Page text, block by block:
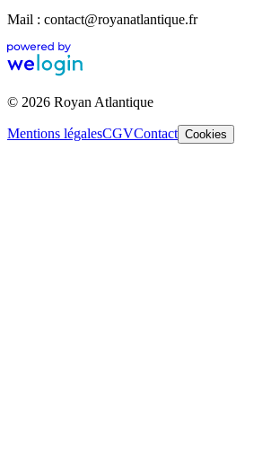
Mail : contact@royanatlantique.fr
© 2026 Royan Atlantique
Mentions légalesCGVContact Cookies